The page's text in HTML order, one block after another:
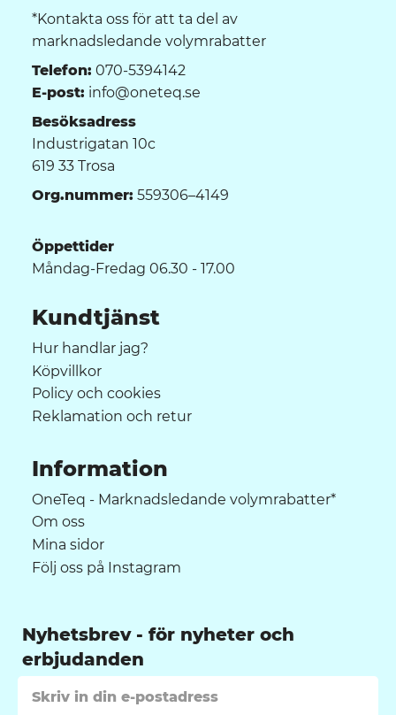
*Kontakta oss för att ta del av
marknadsledande volymrabatter
Telefon: 070-5394142
E-post: info@oneteq.se
Besöksadress
Industrigatan 10c
619 33 Trosa
Org.nummer: 559306–4149
Öppettider
Måndag-Fredag 06.30 - 17.00
Kundtjänst
Hur handlar jag?
Köpvillkor
Policy och cookies
Reklamation och retur
Information
OneTeq - Marknadsledande volymrabatter*
Om oss
Mina sidor
Följ oss på Instagram
Nyhetsbrev